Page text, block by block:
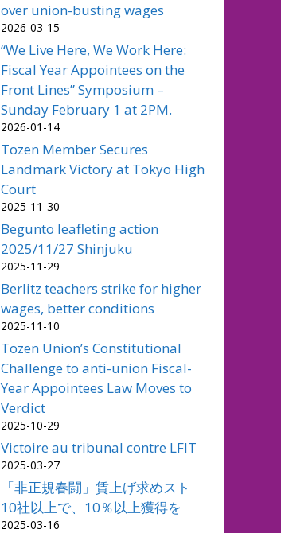
over union-busting wages
2026-03-15
“We Live Here, We Work Here:
Fiscal Year Appointees on the
Front Lines” Symposium –
Sunday February 1 at 2PM.
2026-01-14
Tozen Member Secures
Landmark Victory at Tokyo High
Court
2025-11-30
Begunto leafleting action
2025/11/27 Shinjuku
2025-11-29
Berlitz teachers strike for higher
wages, better conditions
2025-11-10
Tozen Union’s Constitutional
Challenge to anti-union Fiscal-
Year Appointees Law Moves to
Verdict
2025-10-29
Victoire au tribunal contre LFIT
2025-03-27
「非正規春闘」賃上げ求めスト
10社以上で、10％以上獲得を
2025-03-16